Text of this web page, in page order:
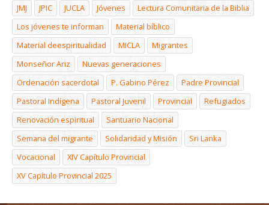
JMJ
JPIC JUCLA Jóvenes
Lectura Comunitaria de la Biblia
Los jóvenes te informan
Material bíblico
Material deespiritualidad
MICLA
Migrantes
Monseñor Ariz
Nuevas generaciones
Ordenación sacerdotal
P. Gabino Pérez
Padre Provincial
Pastoral Indígena
Pastoral Juvenil Provincial
Refugiados
Renovación espiritual
Santuario Nacional
Semana del migrante
Solidaridad y Misión
Sri Lanka
Vocacional
XIV Capítulo Provincial
XV Capítulo Provincial 2025